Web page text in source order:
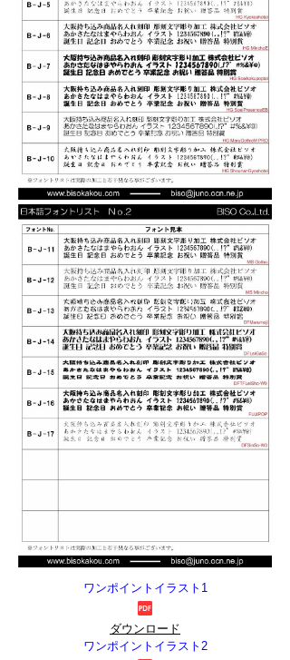
ワンポイントイラスト1
ダウンロード
ワンポイントイラスト2